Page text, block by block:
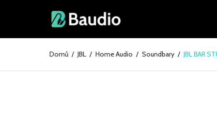
Domů JBL Home Audio Soundbary JBL BAR